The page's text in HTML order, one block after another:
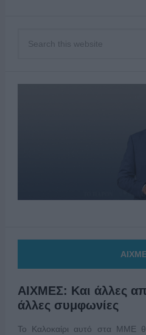
ΑΙΧΜΕΣ: Και άλλες
άλλες συμφωνίες
Το Καλοκαίρι αυτό στα ΜΜΕ